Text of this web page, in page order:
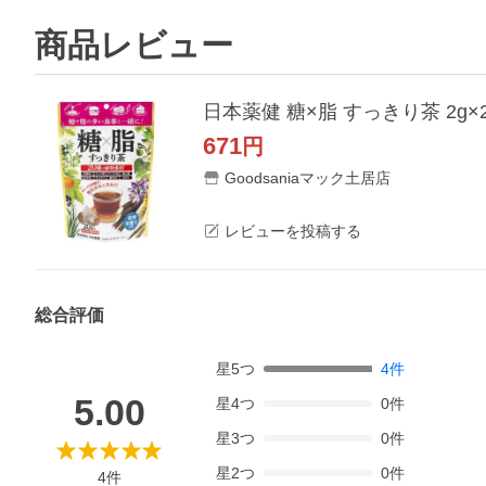
商品レビュー
日本薬健 糖×脂 すっきり茶
671円
Goodsaniaマック土居店
レビューを投稿する
総合評価
5.00
4件
星5つ 4件
星4つ 0件
星3つ 0件
星2つ 0件